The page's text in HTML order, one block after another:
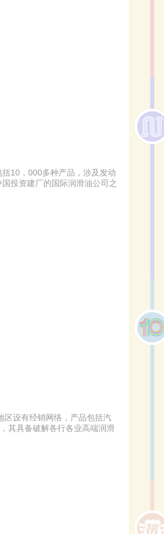
10，000多种产品，涉及发动
投资建厂的国际润滑油公司之
区设有经销网络，产品包括汽
其具备破解各行各业高端润滑